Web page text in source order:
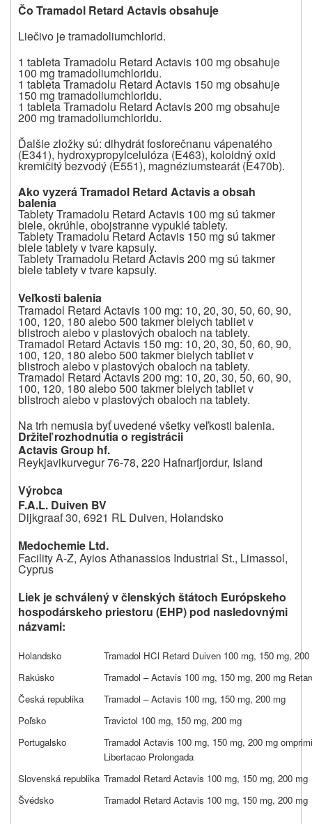
Čo Tramadol Retard Actavis obsahuje
Liečivo je tramadoliumchlorid.
1 tableta Tramadolu Retard Actavis 100 mg obsahuje
100 mg tramadoliumchloridu.
1 tableta Tramadolu Retard Actavis 150 mg obsahuje
150 mg tramadoliumchloridu.
1 tableta Tramadolu Retard Actavis 200 mg obsahuje
200 mg tramadoliumchloridu.
Ďalšie zložky sú: dihydrát fosforečnanu vápenatého
(E341), hydroxypropylcelulóza (E463), koloidný oxid
kremičitý bezvodý (E551), magnéziumstearát (E470b).
Ako vyzeráTramadol Retard Actavisa obsah
balenia
Tablety Tramadolu Retard Actavis 100 mg sú takmer
biele, okrúhle, obojstranne vypuklé tablety.
Tablety Tramadolu Retard Actavis 150 mg sú takmer
biele tablety v tvare kapsuly.
Tablety Tramadolu Retard Actavis 200 mg sú takmer
biele tablety v tvare kapsuly.
Veľkosti balenia
Tramadol Retard Actavis 100 mg: 10, 20, 30, 50, 60, 90,
100, 120, 180 alebo 500 takmer bielych tabliet v
blistroch alebo v plastových obaloch na tablety.
Tramadol Retard Actavis 150 mg: 10, 20, 30, 50, 60, 90,
100, 120, 180 alebo 500 takmer bielych tabliet v
blistroch alebo v plastových obaloch na tablety.
Tramadol Retard Actavis 200 mg: 10, 20, 30, 50, 60, 90,
100, 120, 180 alebo 500 takmer bielych tabliet v
blistroch alebo v plastových obaloch na tablety.
Na trh nemusia byť uvedené všetky veľkosti balenia.
Držiteľ rozhodnutia o registrácii
Actavis Group hf.
Reykjavikurvegur 76-78, 220 Hafnarfjordur, Island
Výrobca
F.A.L. Duiven BV
Dijkgraaf 30, 6921 RL Duiven, Holandsko
Medochemie Ltd.
Facility A-Z, Ayios Athanassios Industrial St., Limassol,
Cyprus
Liek je schválený v členských štátoch Európskeho
hospodárskeho priestoru (EHP) pod nasledovnými
názvami:
Holandsko
Tramadol HCl Retard Duiven 100 mg, 150 mg, 200
Rakúsko
Tramadol – Actavis 100 mg, 150 mg, 200 mg
Česká republika
Tramadol – Actavis 100 mg, 150 mg, 200 mg
Poľsko
Travictol 100 mg, 150 mg, 200 mg
Portugalsko
Tramadol Actavis 100 mg, 150 mg, 200 mg
Libertacao Prolongada
Slovenská republika Tramadol Retard Actavis 100 mg, 150 mg, 200 mg
Švédsko
Tramadol Retard Actavis 100 mg, 150 mg, 200 mg